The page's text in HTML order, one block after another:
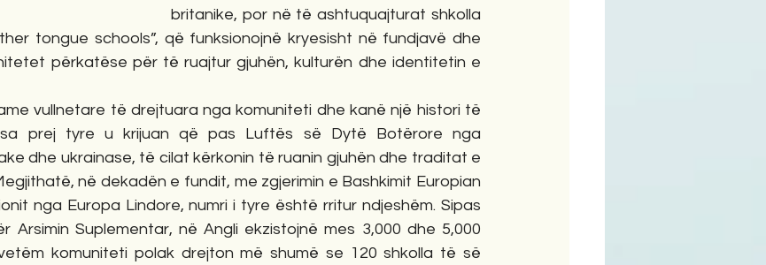
britanike, por në të ashtuquajturat shkolla
tongue schools”, që funksionojnë kryesisht në fundjavë dhe
përkatëse për të ruajtur gjuhën, kulturën dhe identitetin e
vullnetare të drejtuara nga komuniteti dhe kanë një histori të
prej tyre u krijuan që pas Luftës së Dytë Botërore nga
dhe ukrainase, të cilat kërkonin të ruanin gjuhën dhe traditat e
në dekadën e fundit, me zgjerimin e Bashkimit Europian
nga Europa Lindore, numri i tyre është rritur ndjeshëm. Sipas
Arsimin Suplementar, në Angli ekzistojnë mes 3,000 dhe 5,000
komuniteti polak drejton më shumë se 120 shkolla të së